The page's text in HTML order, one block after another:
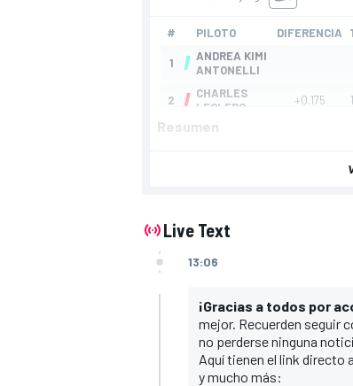
Resumen
Live Text
13:06
¡Gracias a todos por
mejor. Recuerden seguir
no perderse ninguna
Aquí tienen el link directo
y mucho más: